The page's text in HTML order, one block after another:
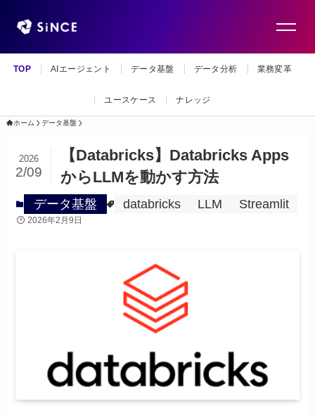
TOP AIエージェント データ基盤 データ分析 業務変革
ユースケース ナレッジ
ホーム データ基盤
【Databricks】Databricks Apps
からLLMを動かす方法
2026
2/09
データ基盤 databricks LLM Streamlit
2026年2月9日